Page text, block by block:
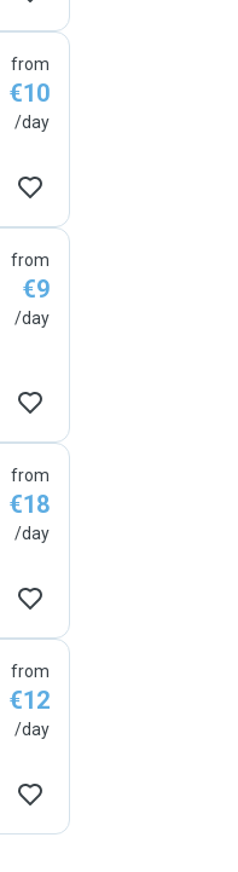
from
€10
/day
from
€9
/day
from
€18
/day
from
€12
/day